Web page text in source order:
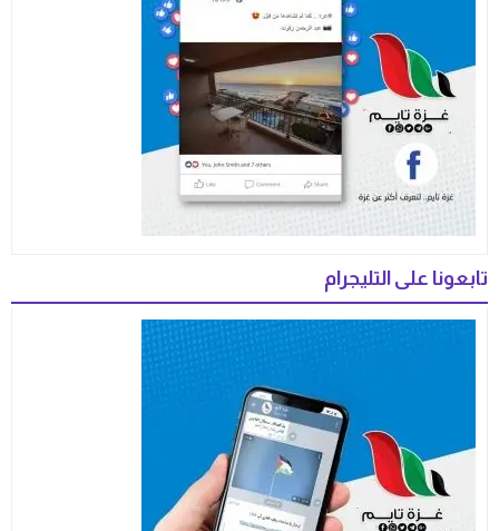
تابعونا على التليجرام